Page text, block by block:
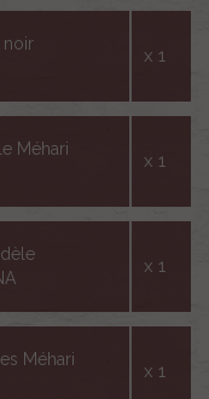
noir
x 1
Méhari
x 1
x 1
Méhari
x 1